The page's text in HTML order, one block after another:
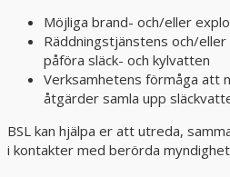
Möjliga brand- och/eller
Räddningstjänstens och/
påföra släck- och kylvatten
Verksamhetens förmåga att
åtgärder samla upp
BSL kan hjälpa er att utreda,
i kontakter med berörda